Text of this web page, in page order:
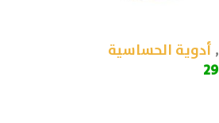
, أدوية الحساسية
29